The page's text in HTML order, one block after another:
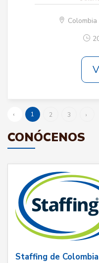
‹ 1 2 3 ›
CONÓCENOS
Staffing de Colombia